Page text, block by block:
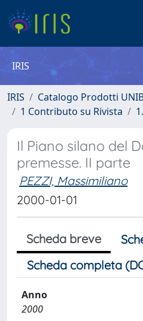
IRIS
IRIS
Catalogo Prodotti
1 Contributo su Rivista
Il Piano silano del
premesse. II parte
PEZZI, Massimiliano
2000-01-01
Scheda breve
Scheda completa
Anno
2000